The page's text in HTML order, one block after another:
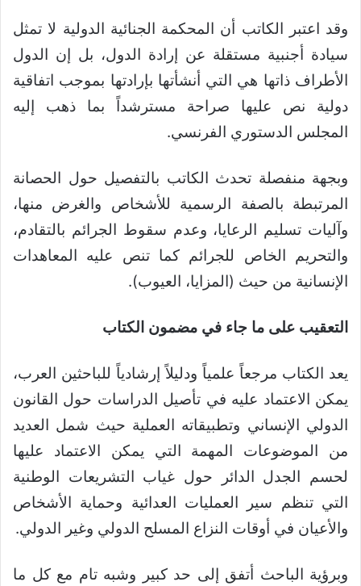
وقد اعتبر الكاتب أن المحكمة الجنائية الدولية لا تمثل
سيادة أجنبية مستقلة عن إرادة الدول، بل إن الدول
الأطراف ذاتها هي التي أنشأتها بإرادتها بموجب اتفاقية
دولية نص عليها صراحة مسترشداً بما ذهب إليه
المجلس الدستوري الفرنسي.
وبجهة منفصلة تحدث الكاتب بالتفصيل حول الحصانة
المرتبطة بالصفة الرسمية للأشخاص والغرض منها،
وآليات تسليم الرعايا، وعدم سقوط الجرائم بالتقادم،
والتحريم الخاص للجرائم كما تنص عليه المعاهدات
الإنسانية من حيث (المزايا، العيوب).
التعقيب على ما جاء في مضمون الكتاب
يعد الكتاب مرجعاً علمياً ودليلاً إرشادياً للباحثين العرب،
يمكن الاعتماد عليه في تأصيل الدراسات حول القانون
الدولي الإنساني وتطبيقاته العملية حيث شمل العديد
من الموضوعات المهمة التي يمكن الاعتماد عليها
لحسم الجدل الدائر حول غياب التشريعات الوطنية
التي تنظم سير العمليات العدائية وحماية الأشخاص
والأعيان في أوقات النزاع المسلح الدولي وغير الدولي.
وبرؤية الباحث أتفق إلى حد كبير وشبه تام مع كل ما